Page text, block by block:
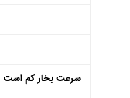
سرعت بخار کم است